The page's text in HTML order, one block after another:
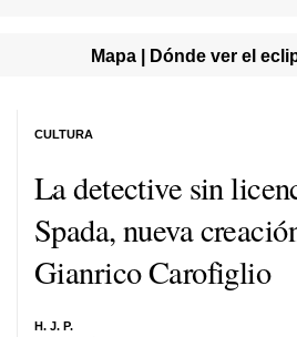
Mapa | Dónde ver el
La detective sin
Spada, nueva
Gianrico Carofiglio
H. J. P.
CULTURA